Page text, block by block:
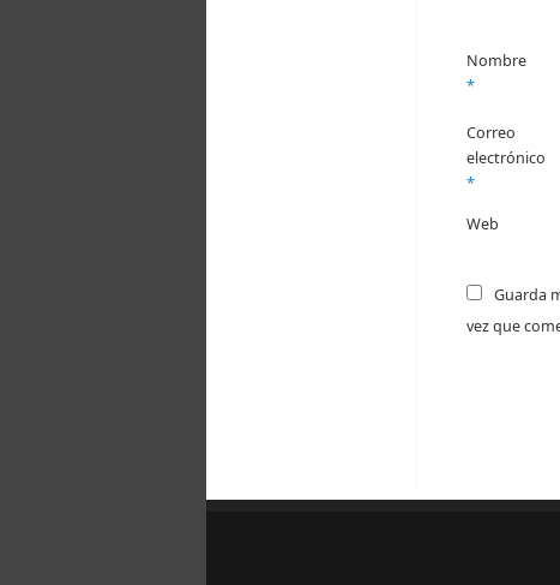
Nombre
*
Correo
electrónico
*
Web
Guarda
vez que
oficial de la
Asociación
y Nacional
Salamanca".